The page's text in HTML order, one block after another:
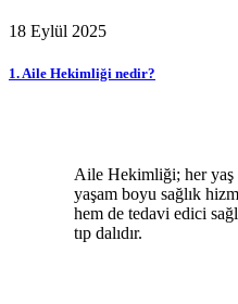
18 Eylül 2025
1. Aile Hekimliği nedir?
Aile Hekimliği; her yaş
yaşam boyu sağlık
hem de tedavi edici
tıp dalıdır.